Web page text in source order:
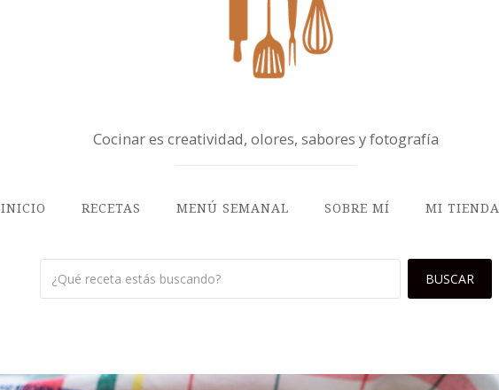
Cocinar es creatividad, olores, sabores y fotografía
INICIO RECETAS MENÚ SEMANAL SOBRE MÍ MI TIENDA